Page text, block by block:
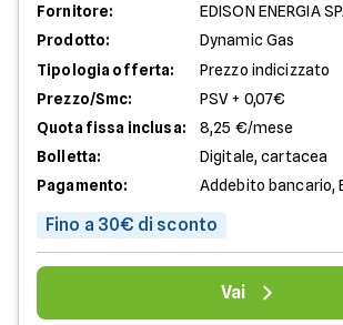
Fornitore:
EDISON ENERGIA
Prodotto:
Dynamic Gas
Tipologia offerta:
Prezzo indicizzato
Prezzo/Smc:
PSV + 0,07€
Quota fissa inclusa:
8,25 €/mese
Bolletta:
Digitale, cartacea
Pagamento:
Addebito bancario,
Fino a 30€ di sconto
Vai